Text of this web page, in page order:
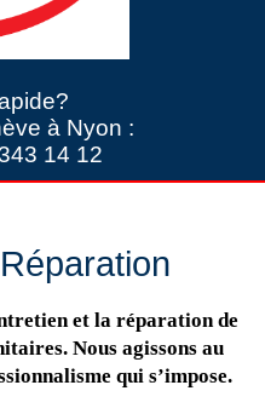
à Nyon :
14 12
et la réparation de
Nous agissons au
qui s’impose.